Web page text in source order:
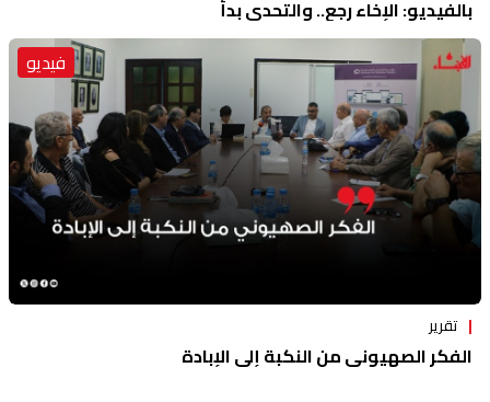
بالفيديو: الإخاء رجع.. والتحدي بدأ
فيديو
تقرير
الفكر الصهيوني من النكبة إلى الإبادة